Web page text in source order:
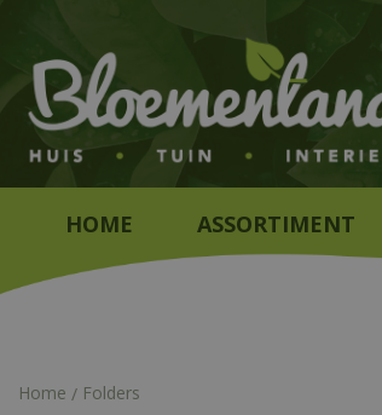
content
Home Folders
HOME ASSORTIMENT